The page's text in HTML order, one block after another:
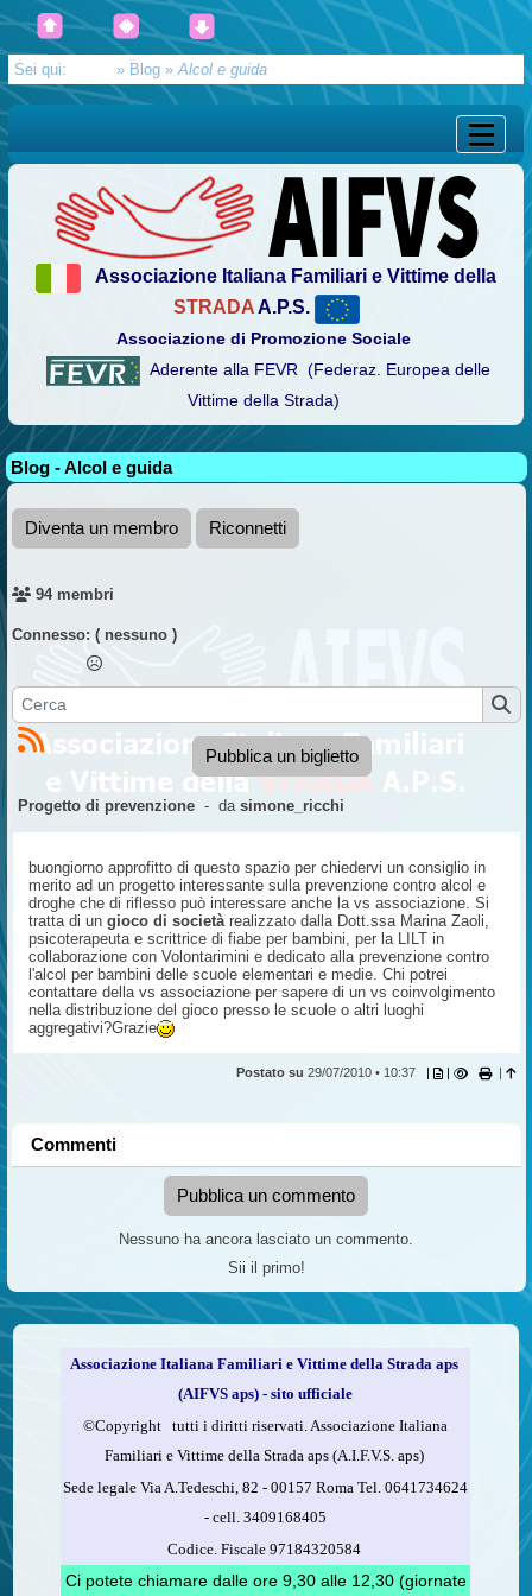
Sei qui: » Blog »Alcol e guida
Associazione Italiana Familiari e Vittime della
STRADAA.P.S.
Associazione di Promozione Sociale
Aderente alla FEVR (Federaz. Europea delle
Vittime della Strada)
Blog - Alcol e guida
Diventa un membro Riconnetti
94 membri
Connesso: ( nessuno )
Pubblica un biglietto
Progetto di prevenzione- da simone_ricchi
buongiorno approfitto di questo spazio per chiedervi un consiglio in
merito ad un progetto interessante sulla prevenzione contro alcol e
droghe che di riflesso può interessare anche la vs associazione. Si
tratta di un gioco di societàrealizzato dalla Dott.ssa Marina Zaoli,
psicoterapeuta e scrittrice di fiabe per bambini, per la LILT in
collaborazione con Volontarimini e dedicato alla prevenzione contro
l'alcol per bambini delle scuole elementari e medie. Chi potrei
contattare della vs associazione per sapere di un vs coinvolgimento
nella distribuzione del gioco presso le scuole o altri luoghi
aggregativi?Grazie
Postato su 29/07/2010 • 10:37 | | |
Commenti
Pubblica un commento
Nessuno ha ancora lasciato un commento.
Sii il primo!
Associazione Italiana Familiari e Vittime della Strada aps
(AIFVS aps) - sito ufficiale
©​Copyright tutti i diritti riservati. Associazione Italiana
Familiari e Vittime della Strada aps (A.I.F.V.S. aps)
Sede legale Via A.Tedeschi, 82 - 00157 Roma Tel. 0641734624
-cell.3409168405
Codice. Fiscale 97184320584
Ci potete chiamare dalle ore 9,30 alle 12,30 (giornate